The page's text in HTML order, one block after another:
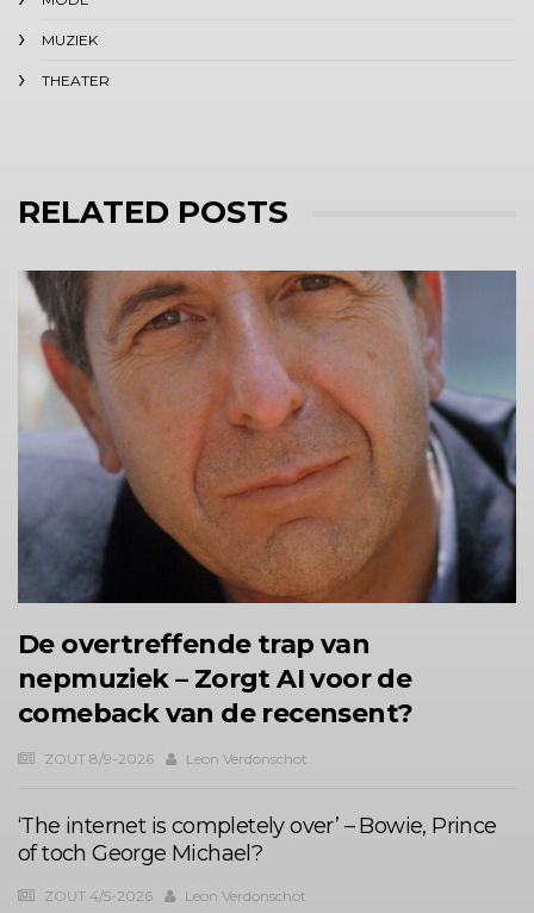
MUZIEK
THEATER
RELATED POSTS
De overtreffende trap van
nepmuziek – Zorgt AI voor de
comeback van de recensent?
ZOUT 8/9-2026 Leon Verdonschot
‘The internet is completely over’ – Bowie, Prince
of toch George Michael?
ZOUT 4/5-2026 Leon Verdonschot